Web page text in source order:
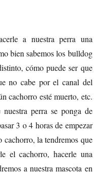
a nuestra perra una
bien sabemos los bulldog
cómo puede ser que
no cabe por el canal del
cachorro esté muerto, etc.
perra se ponga de
3 o 4 horas de empezar
cachorro, la tendremos que
el cachorro, hacerle una
a nuestra mascota en